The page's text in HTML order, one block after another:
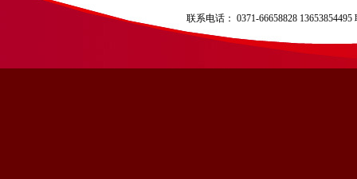
联系电话： 0371-66658828